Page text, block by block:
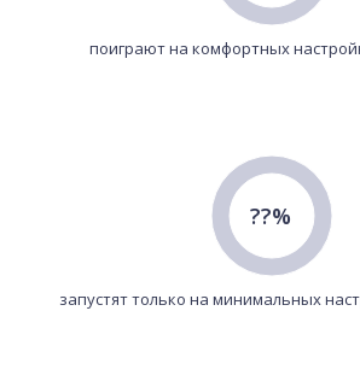
поиграют на комфортных
??%
запустят только на минимальных